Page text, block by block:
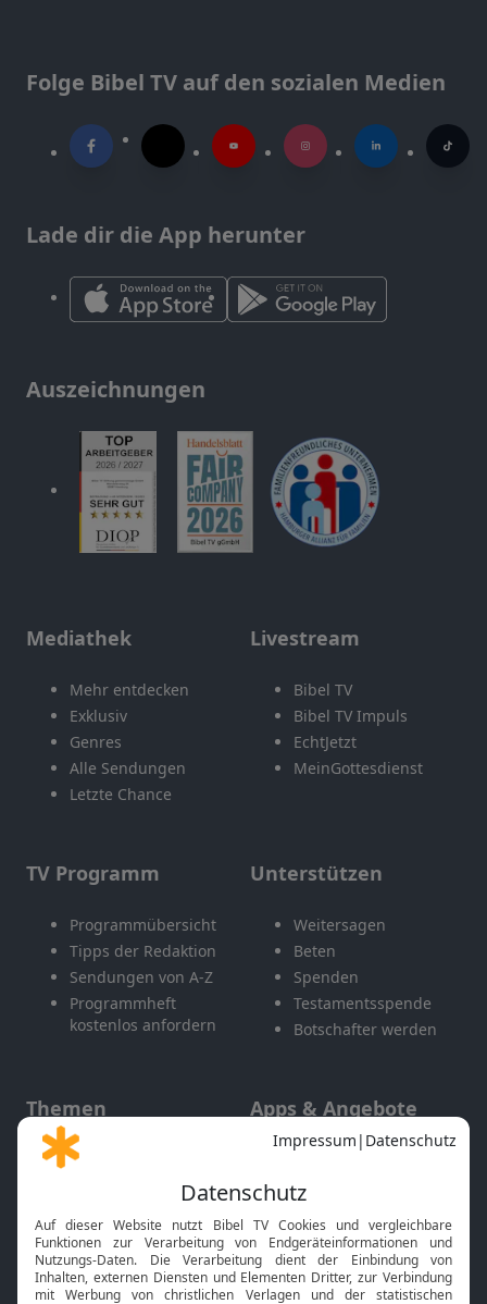
Folge Bibel TV auf den sozialen Medien
Lade dir die App herunter
Auszeichnungen
Mediathek
Mehr entdecken
Exklusiv
Genres
Alle Sendungen
Letzte Chance
Livestream
Bibel TV
Bibel TV Impuls
EchtJetzt
MeinGottesdienst
TV Programm
Programmübersicht
Tipps der Redaktion
Sendungen von A-Z
Programmheft
kostenlos anfordern
Unterstützen
Weitersagen
Beten
Spenden
Testamentsspende
Botschafter werden
Themen
Gott und Bibel erklärt
Neuigkeiten
Apps & Angebote
Mobile App
Smart TV
HbbTV
Bibelthek Online-Bibel